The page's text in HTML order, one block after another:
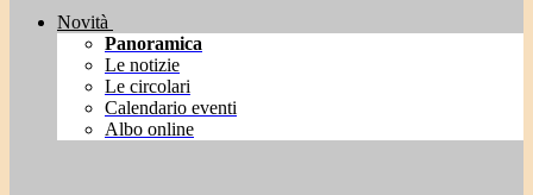
Novità
Panoramica
Le notizie
Le circolari
Calendario eventi
Albo online